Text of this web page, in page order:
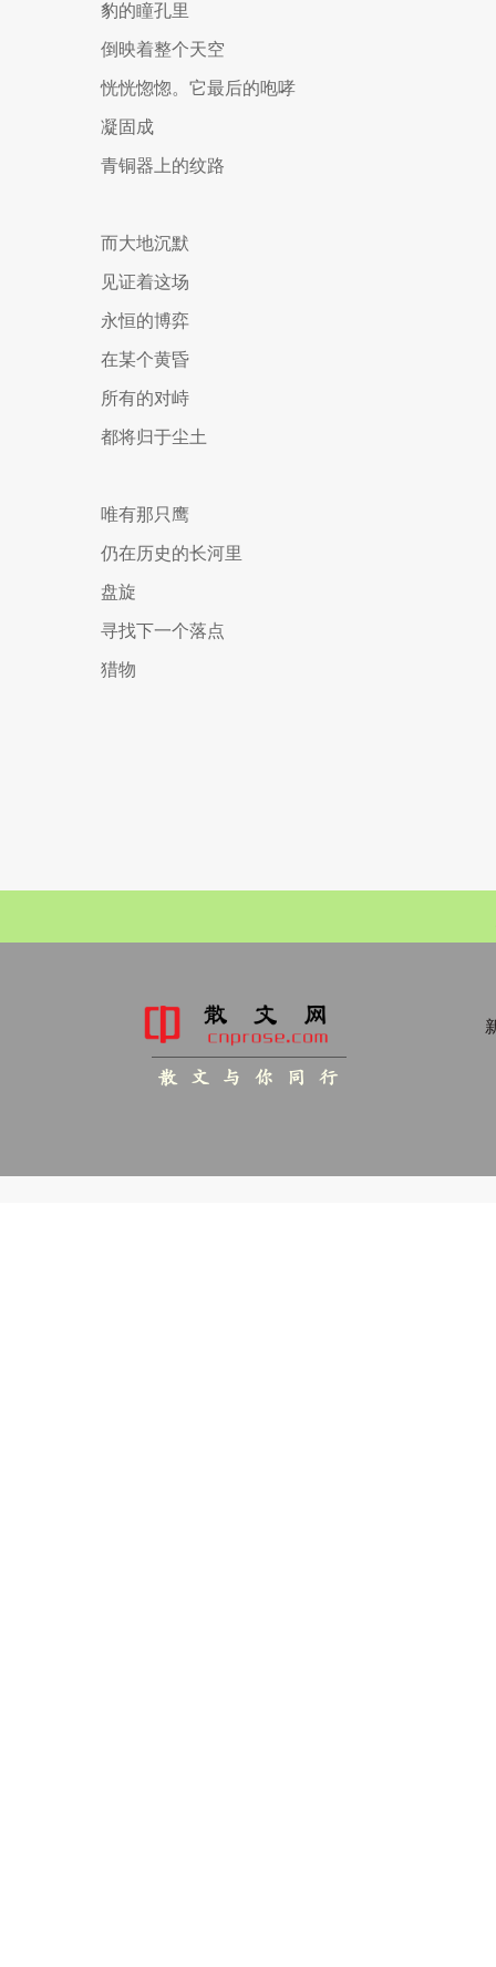
豹的瞳孔里
倒映着整个天空
恍恍惚惚。它最后的咆哮
凝固成
青铜器上的纹路
而大地沉默
见证着这场
永恒的博弈
在某个黄昏
所有的对峙
都将归于尘土
唯有那只鹰
仍在历史的长河里
盘旋
寻找下一个落点
猎物
散 文 与 你 同 行